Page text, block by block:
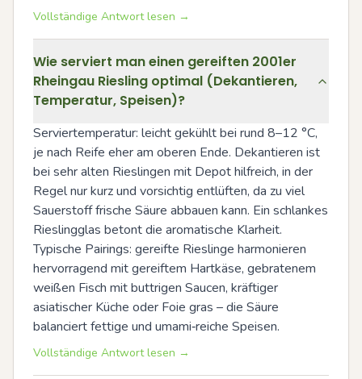
Vollständige Antwort lesen →
Wie serviert man einen gereiften 2001er
Rheingau Riesling optimal (Dekantieren,
Temperatur, Speisen)?
Serviertemperatur: leicht gekühlt bei rund 8–12 °C,
je nach Reife eher am oberen Ende. Dekantieren ist
bei sehr alten Rieslingen mit Depot hilfreich, in der
Regel nur kurz und vorsichtig entlüften, da zu viel
Sauerstoff frische Säure abbauen kann. Ein schlankes
Rieslingglas betont die aromatische Klarheit.
Typische Pairings: gereifte Rieslinge harmonieren
hervorragend mit gereiftem Hartkäse, gebratenem
weißen Fisch mit buttrigen Saucen, kräftiger
asiatischer Küche oder Foie gras – die Säure
balanciert fettige und umami‑reiche Speisen.
Vollständige Antwort lesen →